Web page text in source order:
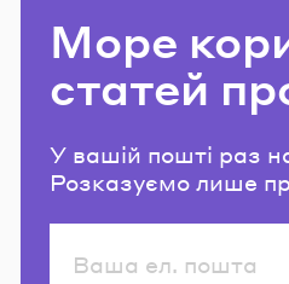
Море
статей
У вашій пошті раз
Розказуємо лише